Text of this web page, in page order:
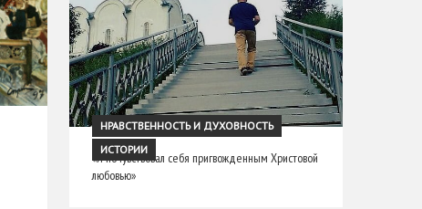
НРАВСТВЕННОСТЬ И ДУХОВНОСТЬ
ИСТОРИИ
«Я почувствовал себя пригвожденным Христовой
любовью»